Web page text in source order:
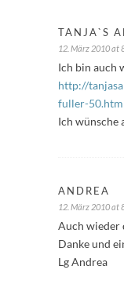
TANJA`S
12. März 2010 at
Ich bin auch
http://
fuller-
Ich wünsche
ANDREA
12. März 2010 at
Auch wieder
Danke und
Lg Andrea